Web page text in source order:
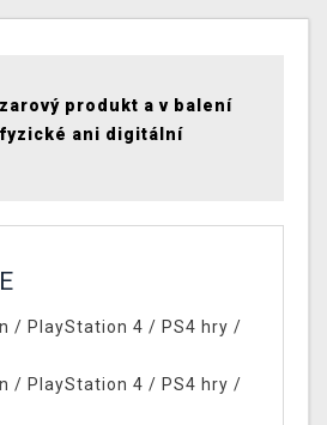
produkt a v balení
ani digitální
/ PlayStation 4 / PS4 hry /
/ PlayStation 4 / PS4 hry /